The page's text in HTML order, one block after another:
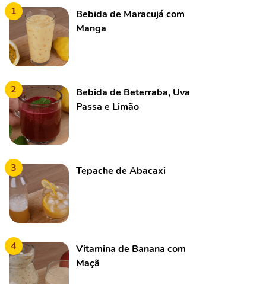
1
Bebida de Maracujá com
Manga
2
Bebida de Beterraba, Uva
Passa e Limão
3 Tepache de Abacaxi
4
Vitamina de Banana com
Maçã